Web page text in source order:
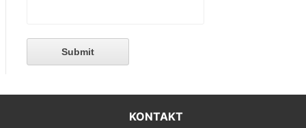
Submit
KONTAKT